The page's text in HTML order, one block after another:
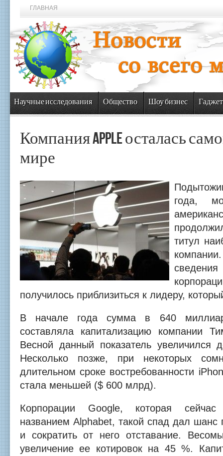
ГЛАВНАЯ
Научные исследования Общество Шоу бизнес
Компания Apple осталась
мире
года,
титул
получилось приблизиться к лидеру,
В начале года сумма в 640
составляла капитализацию компании
Весной данный показатель
Несколько позже, при некоторых
длительном сроке востребованности
стала меньшей ($ 600 млрд).
Корпорации Google, которая
названием Alphabet, такой спад дал шанс
и сократить от него отставание.
увеличение ее котировок на 45 %.